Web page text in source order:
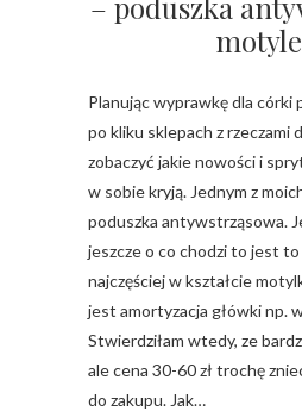
Planując wyprawkę dla córki
po kliku sklepach z rzeczami
zobaczyć jakie nowości i
w sobie kryją. Jednym z
poduszka antywstrząsowa.
jeszcze o co chodzi to jest to
najczęściej w kształcie
jest amortyzacja główki np.
Stwierdziłam wtedy, ze
ale cena 30-60 zł trochę
do zakupu. Jak…